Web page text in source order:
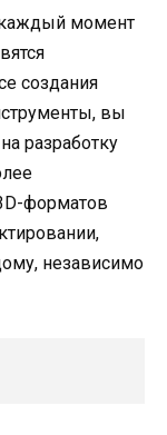
каждый момент
создания
вы
разработку
форматов
независимо